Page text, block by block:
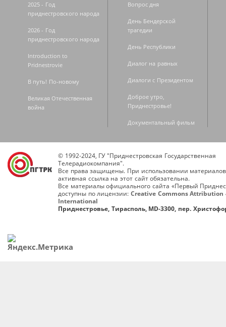
2025 - Год
приднестровского народа
2026 - Год
приднестровского народа
Introduction to
Pridnestrovie
В путь! По-новому
Великая Отечественная
война
Вопрос дня
День Бендерской
трагедии
День Республики
Диалог на равных
Диалоги с Президентом
Доброе утро,
Приднестровье!
Документальный фильм
© 1992-2024, ГУ "Приднестровская Государственная
Телерадиокомпания".
Все права защищены. При использовании
активная ссылка на этот сайт обязательна.
Все материалы официального сайта «Первый
доступны по лицензии: Creative Commons Attribution
International
Приднестровье, Тирасполь, MD-3300, пер.